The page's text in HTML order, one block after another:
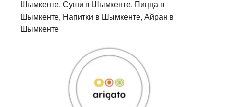
Шымкенте, Суши в Шымкенте, Пицца в
Шымкенте, Напитки в Шымкенте, Айран в
Шымкенте